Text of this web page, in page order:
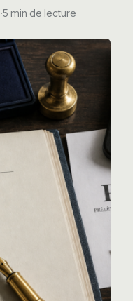
·5 min de lecture